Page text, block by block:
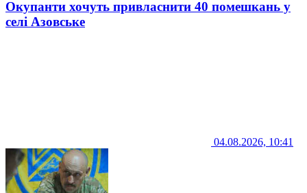
Окупанти хочуть привласнити 40 помешкань у
селі Азовське
04.08.2026, 10:41